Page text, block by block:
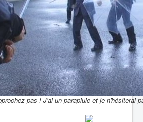
pas ! J'ai un parapluie et je n'hésiterai